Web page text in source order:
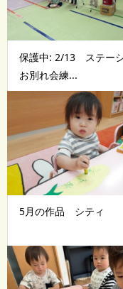
保護中: 2/13 ステー
お別れ会練...
5月の作品 シティ